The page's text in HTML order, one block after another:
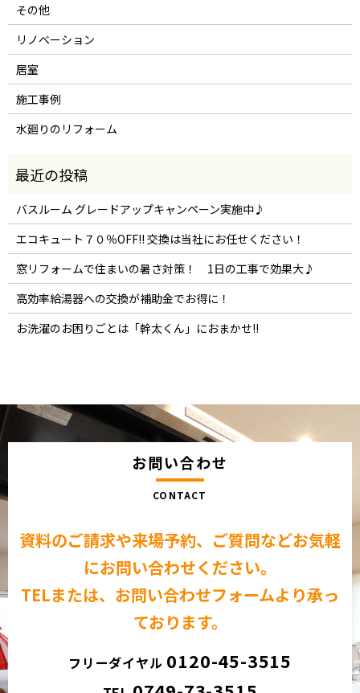
その他
リノベーション
居室
施工事例
水廻りのリフォーム
バスルーム グレードアップキャンペーン実施中♪
エコキュート７０％OFF!! 交換は当社にお任せください！
窓リフォームで住まいの暑さ対策！ 1日の工事で効果大♪
高効率給湯器への交換が補助金でお得に！
お洗濯のお困りごとは「幹太くん」におまかせ!!
お問い合わせ
CONTACT
資料のご請求や来場予約、ご質問などお気軽
にお問い合わせください。
TELまたは、お問い合わせフォームより承っ
ております。
フリーダイヤル 0120-45-3515